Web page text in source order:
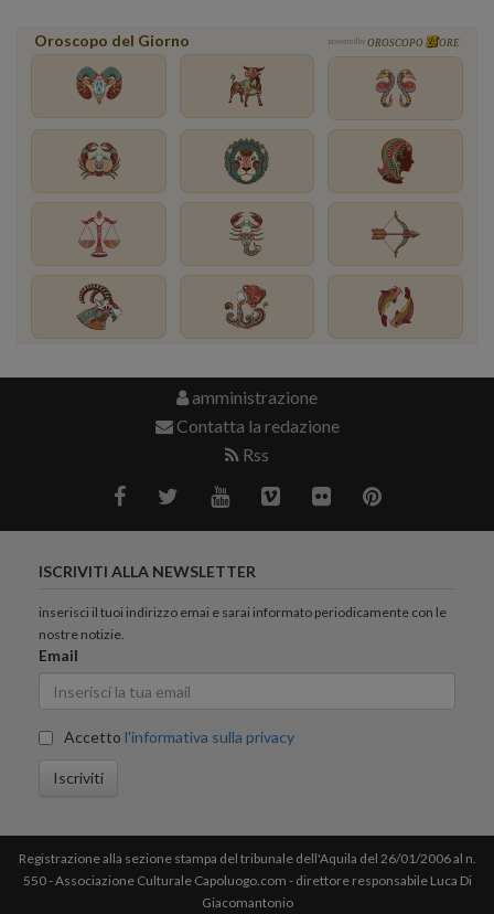
Oroscopo del Giorno powered by OROSCOPO ORE
amministrazione
Contatta la redazione
Rss
ISCRIVITI ALLA NEWSLETTER
inserisci il tuoi indirizzo emai e sarai informato periodicamente con le
nostre notizie.
Email
Accetto l'informativa sulla privacy
Iscriviti
Registrazione alla sezione stampa del tribunale dell'Aquila del 26/01/2006 al n.
550 - Associazione Culturale Capoluogo.com - direttore responsabile Luca Di
Giacomantonio